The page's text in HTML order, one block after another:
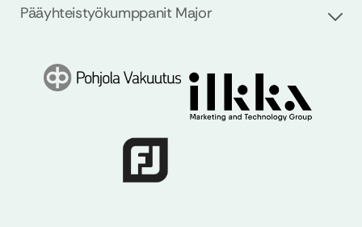
Pääyhteistyökumppanit Major